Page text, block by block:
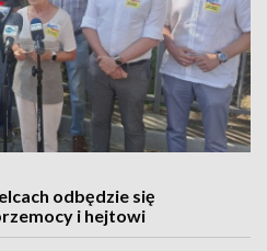
odbędzie się
i hejtowi